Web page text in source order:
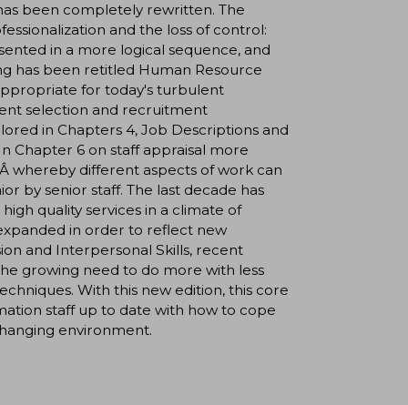
been completely rewritten. The
and the loss of control:
in a more logical sequence, and
has been retitled Human Resource
for today's turbulent
selection and recruitment
in Chapters 4, Job Descriptions and
Chapter 6 on staff appraisal more
whereby different aspects of work can
by senior staff. The last decade has
quality services in a climate of
in order to reflect new
and Interpersonal Skills, recent
growing need to do more with less
With this new edition, this core
staff up to date with how to cope
environment.